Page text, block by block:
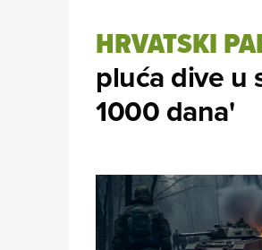
HRVATSKI
pluća dive u
1000 dana'